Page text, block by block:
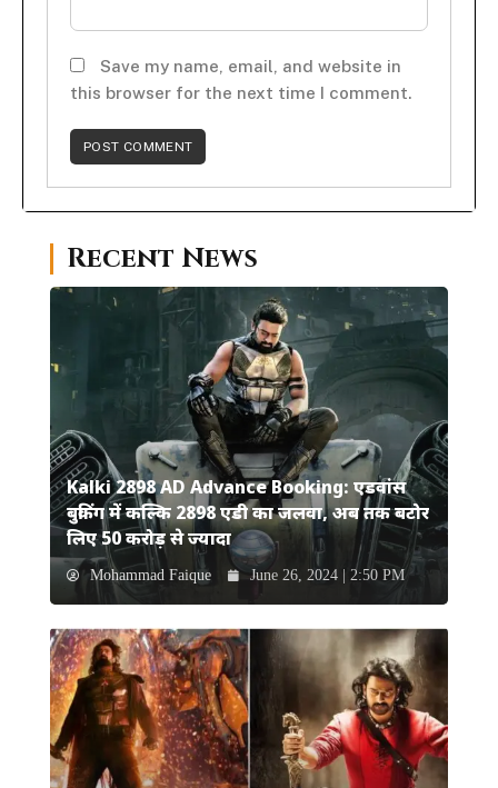
Save my name, email, and website in
this browser for the next time I comment.
Recent News
Kalki 2898 AD Advance Booking: एडवांस
बुकिंग में कल्कि 2898 एडी का जलवा, अब तक बटोर
लिए 50 करोड़ से ज्यादा
Mohammad Faique June 26, 2024 | 2:50 PM